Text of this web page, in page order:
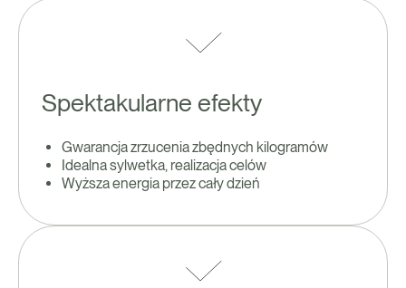
Spektakularne efekty
Gwarancja zrzucenia zbędnych kilogramów
Idealna sylwetka, realizacja celów
Wyższa energia przez cały dzień